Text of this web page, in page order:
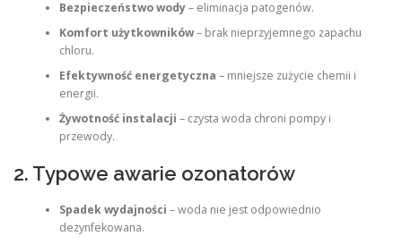
Bezpieczeństwo wody– eliminacja patogenów.
Komfort użytkowników– brak nieprzyjemnego zapachu
chloru.
Efektywność energetyczna – mniejsze zużycie chemii i
energii.
Żywotność instalacji – czysta woda chroni pompy i
przewody.
2. Typowe awarie ozonatorów
Spadek wydajności – woda nie jest odpowiednio
dezynfekowana.